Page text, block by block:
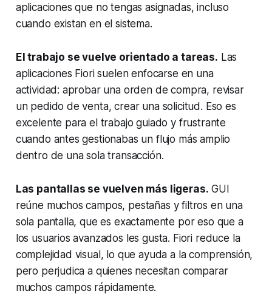
aplicaciones que no tengas asignadas, incluso
cuando existan en el sistema.
El trabajo se vuelve orientado a tareas. Las
aplicaciones Fiori suelen enfocarse en una
actividad: aprobar una orden de compra, revisar
un pedido de venta, crear una solicitud. Eso es
excelente para el trabajo guiado y frustrante
cuando antes gestionabas un flujo más amplio
dentro de una sola transacción.
Las pantallas se vuelven más ligeras. GUI
reúne muchos campos, pestañas y filtros en una
sola pantalla, que es exactamente por eso que a
los usuarios avanzados les gusta. Fiori reduce la
complejidad visual, lo que ayuda a la comprensión,
pero perjudica a quienes necesitan comparar
muchos campos rápidamente.